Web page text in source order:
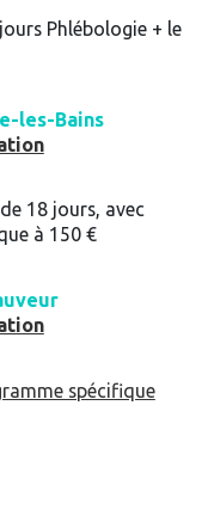
Phlébologie + le
les-Bains
18 jours, avec
à 150 €
spécifique